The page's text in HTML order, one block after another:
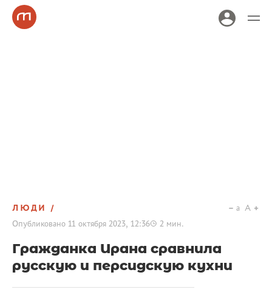
ЛЮДИ
Опубликовано 11 октября 2023, 12:36 2 мин.
a A
Гражданка Ирана сравнила
русскую и персидскую кухни